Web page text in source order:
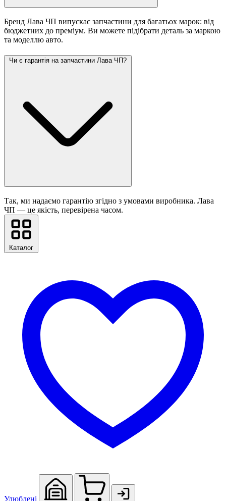
Бренд Лава ЧП випускає запчастини для багатьох марок: від
бюджетних до преміум. Ви можете підібрати деталь за маркою
та моделлю авто.
Чи є гарантія на запчастини Лава ЧП?
Так, ми надаємо гарантію згідно з умовами виробника. Лава
ЧП — це якість, перевірена часом.
Каталог
Улюблені